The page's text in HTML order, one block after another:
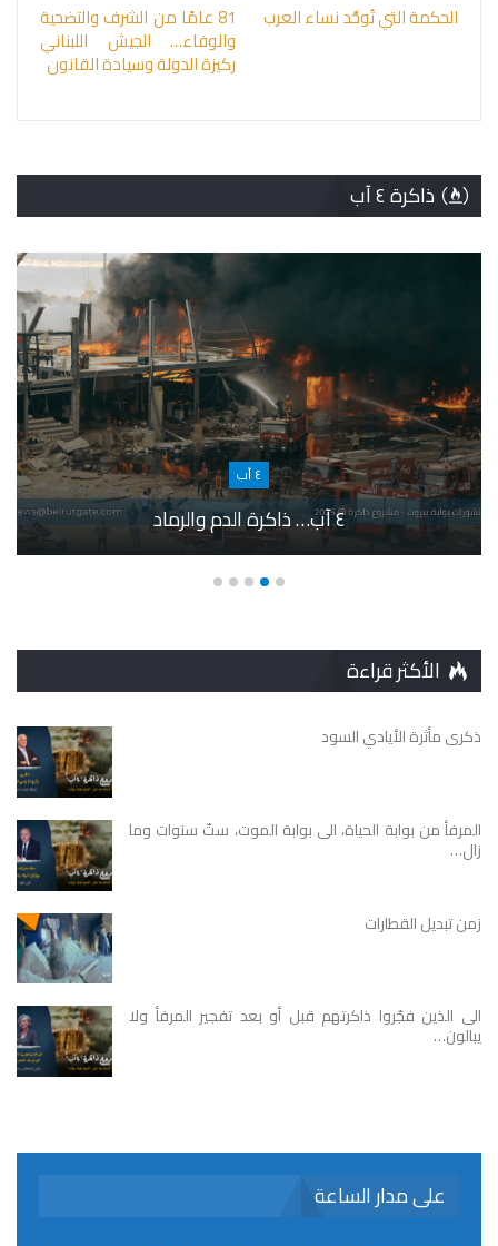
الحكمة التي تُوحِّد نساء العرب 81 عامًا من الشرف والتضحية
والوفاء… الجيش اللبناني
ركيزة الدولة وسيادة القانون
ذاكرة ٤ آب
٤ آب
٤ آب… ذاكرة الدم والرماد
الأكثر قراءة
ذكرى مأثرة الأيادي السود
المرفأ من بوابة الحياة، الى بوابة الموت، ستّ سنوات وما
زال…
زمن تبديل القطارات
الى الذين فجّروا ذاكرتهم قبل أو بعد تفجير المرفأ ولا
يبالون…
على مدار الساعة